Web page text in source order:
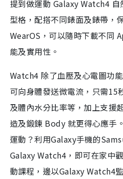
提到做運動 Galaxy Watch4
型格，配搭不同錶面及錶帶，
WearOS，可以隨時下載不同
能及實用性。
Watch4 除了血壓及心電圖功
可向身體發送微電流，只需15
及體內水分比率等，加上支援
造及鍛鍊 Body 就更得心應手
運動？利用Galaxy手機的
Galaxy Watch4，即可在家中
動課程，邊以Galaxy Watch4